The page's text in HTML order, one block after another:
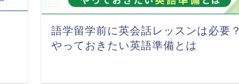
語学留学前に英会話レッスンは必要？
やっておきたい英語準備とは